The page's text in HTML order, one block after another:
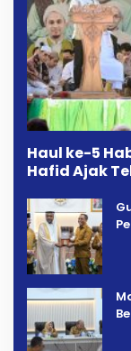
Haul ke-5
Hafid Ajak